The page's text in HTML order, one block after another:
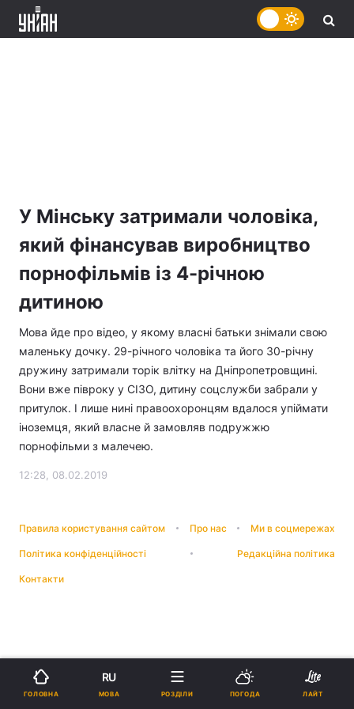
У Мінську затримали чоловіка,
який фінансував виробництво
порнофільмів із 4-річною
дитиною
Мова йде про відео, у якому власні батьки знімали свою
маленьку дочку. 29-річного чоловіка та його 30-річну
дружину затримали торік влітку на Дніпропетровщині.
Вони вже півроку у СІЗО, дитину соцслужби забрали у
притулок. І лише нині правоохоронцям вдалося упіймати
іноземця, який власне й замовляв подружжю
порнофільми з малечею.
12:28, 08.02.2019
Правила користування сайтом Про нас Ми в соцмережах
Політика конфіденційності Редакційна політика
Контакти
ГОЛОВНА
RU
МОВА РОЗДІЛИ ПОГОДА ЛАЙТ